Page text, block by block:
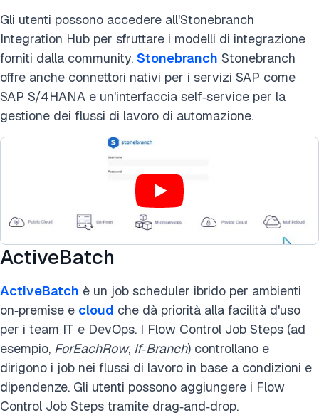
Gli utenti possono accedere all'Stonebranch
Integration Hub per sfruttare i modelli di integrazione
forniti dalla community. Stonebranch Stonebranch
offre anche connettori nativi per i servizi SAP come
SAP S/4HANA e un'interfaccia self‑service per la
gestione dei flussi di lavoro di automazione.
ActiveBatch
ActiveBatch è un job scheduler ibrido per ambienti
on‑premise e cloud che dà priorità alla facilità d'uso
per i team IT e DevOps. I Flow Control Job Steps (ad
esempio, ForEachRow, If‑Branch) controllano e
dirigono i job nei flussi di lavoro in base a condizioni e
dipendenze. Gli utenti possono aggiungere i Flow
Control Job Steps tramite drag‑and‑drop.